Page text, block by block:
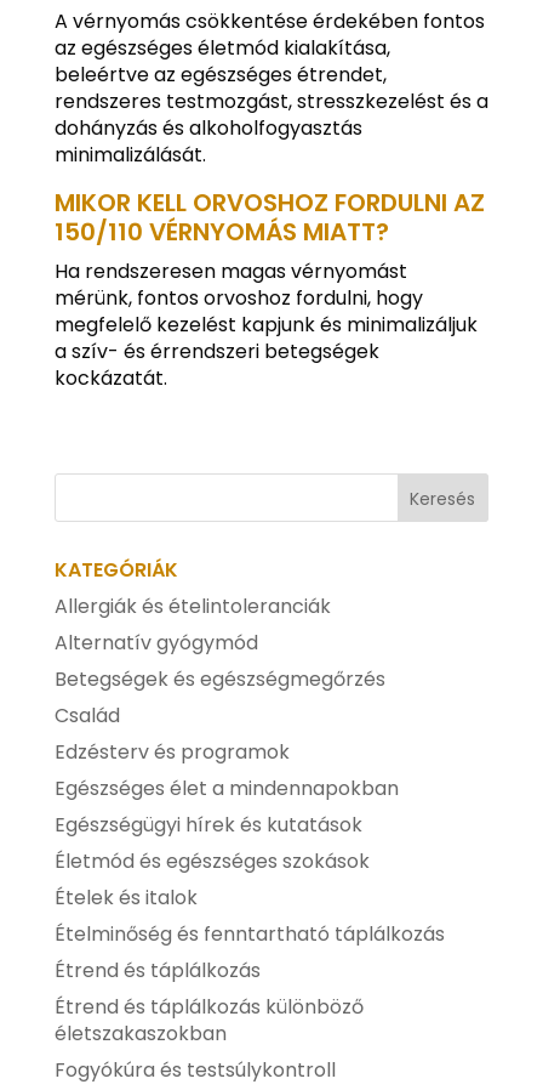
A vérnyomás csökkentése érdekében fontos
az egészséges életmód kialakítása,
beleértve az egészséges étrendet,
rendszeres testmozgást, stresszkezelést és a
dohányzás és alkoholfogyasztás
minimalizálását.
MIKOR KELL ORVOSHOZ FORDULNI AZ
150/110 VÉRNYOMÁS MIATT?
Ha rendszeresen magas vérnyomást
mérünk, fontos orvoshoz fordulni, hogy
megfelelő kezelést kapjunk és minimalizáljuk
a szív- és érrendszeri betegségek
kockázatát.
KATEGÓRIÁK
Allergiák és ételintoleranciák
Alternatív gyógymód
Betegségek és egészségmegőrzés
Család
Edzésterv és programok
Egészséges élet a mindennapokban
Egészségügyi hírek és kutatások
Életmód és egészséges szokások
Ételek és italok
Ételminőség és fenntartható táplálkozás
Étrend és táplálkozás
Étrend és táplálkozás különböző
életszakaszokban
Fogyókúra és testsúlykontroll